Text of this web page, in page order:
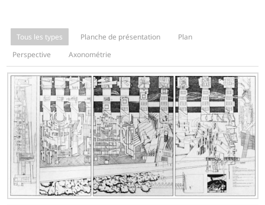
Tous les types Planche de présentation
Plan
Perspective
Axonométrie